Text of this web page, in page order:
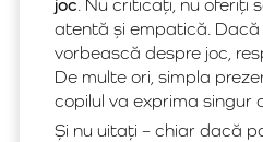
joc. Nu criticați, nu oferiți
atentă și empatică. Dacă
vorbească despre joc,
De multe ori, simpla
copilul va exprima singur
Și nu uitați – chiar dacă